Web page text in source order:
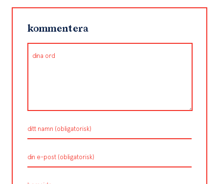
kommentera